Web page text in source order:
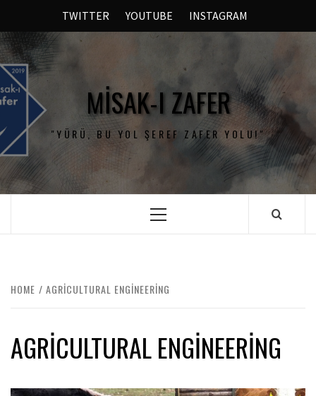
TWITTER YOUTUBE INSTAGRAM
MISAK-I ZAFER
"YÜRÜ, BU YOL ŞEREF ZAFER YOLU!"
HOME AGRICULTURAL ENGINEERING
AGRICULTURAL ENGINEERING